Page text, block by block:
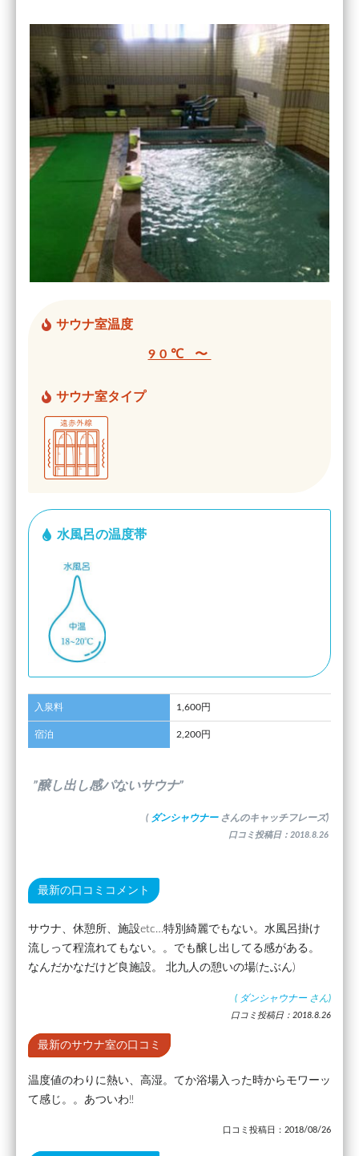
サウナ室温度
90℃ 〜
サウナ室タイプ
水風呂の温度帯
入泉料 1,600円
宿泊 2,200円
”醸し出し感パないサウナ”
( ダンシャウナー さんのキャッチフレーズ)
口コミ投稿日：2018.8.26
最新の口コミコメント
サウナ、休憩所、施設etc…特別綺麗でもない。水風呂掛け
流しって程流れてもない。。でも醸し出してる感がある。
なんだかなだけど良施設。 北九人の憩いの場(たぶん)
( ダンシャウナー さん)
口コミ投稿日：2018.8.26
最新のサウナ室の口コミ
温度値のわりに熱い、高湿。てか浴場入った時からモワーッ
て感じ。。あついわ‼
口コミ投稿日：2018/08/26